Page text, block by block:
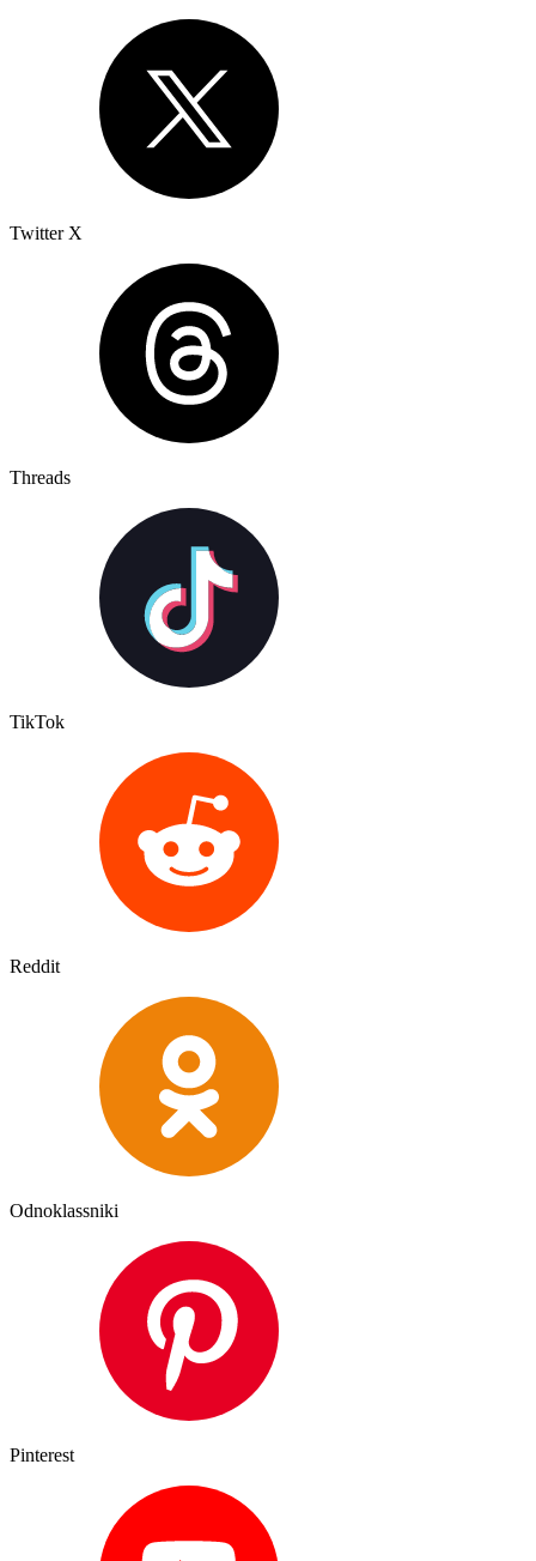
Twitter X
Threads
TikTok
Reddit
Odnoklassniki
Pinterest